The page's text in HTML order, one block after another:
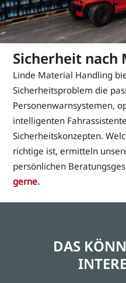
Sicherheit nach
Linde Material Handling
Sicherheitsproblem die
Personenwarnsystemen,
intelligenten
Sicherheitskonzepten.
richtige ist, ermitteln
persönlichen
gerne.
DAS